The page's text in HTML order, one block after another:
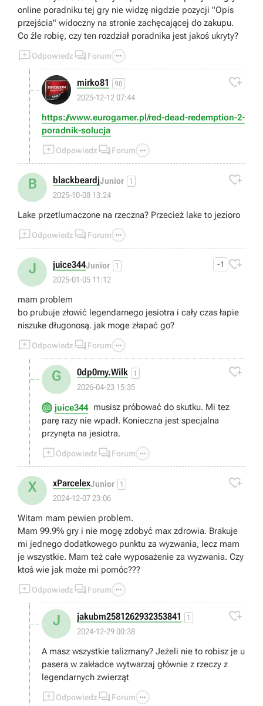
online poradniku tej gry nie widzę nigdzie pozycji "Opis
przejścia" widoczny na stronie zachęcającej do zakupu.
Co źle robię, czy ten rozdział poradnika jest jakoś ukryty?
Odpowiedz  Forum 
mirko81 90
2025-12-12 07:44

https://www.eurogamer.pl/red-dead-redemption-2-
poradnik-solucja
Odpowiedz  Forum 
B blackbeardjJunior 1
2025-10-08 13:24

Lake przetlumaczone na rzeczna? Przecież lake to jezioro
Odpowiedz  Forum 
J juice344Junior 1
2025-01-05 11:12
-1 
mam problem
bo prubuje złowić legendarnego jesiotra i cały czas łapie
niszuke długonosą. jak moge złapać go?
Odpowiedz  Forum 
G 0dp0rny.Wilk 1
2026-04-23 15:35

juice344 musisz próbować do skutku. Mi tez
parę razy nie wpadł. Konieczna jest specjalna
przynęta na jesiotra.
Odpowiedz  Forum 
X xParcelexJunior 1
2024-12-07 23:06

Witam mam pewien problem.
Mam 99.9% gry i nie mogę zdobyć max zdrowia. Brakuje
mi jednego dodatkowego punktu za wyzwania, lecz mam
je wszystkie. Mam też całe wyposażenie za wyzwania. Czy
ktoś wie jak może mi pomóc???
Odpowiedz  Forum 
J jakubm2581262932353841 1
2024-12-29 00:38

A masz wszystkie talizmany? Jeżeli nie to robisz je u
pasera w zakładce wytwarzaj głównie z rzeczy z
legendarnych zwierząt
Odpowiedz  Forum 